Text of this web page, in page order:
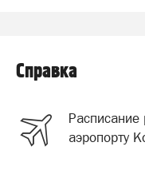
Справка
Расписание
аэропорту